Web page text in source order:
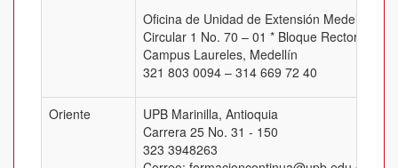
Oficina de Unidad de Extensión Medellín
Circular 1 No. 70 – 01 * Bloque Rectoral, Of.
Campus Laureles, Medellín
321 803 0094 – 314 669 72 40
Oriente
UPB Marinilla, Antioquia
Carrera 25 No. 31 - 150
323 3948263